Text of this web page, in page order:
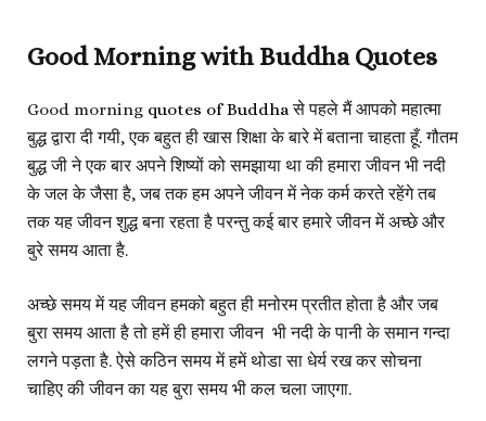
Good Morning with Buddha Quotes
Good morning quotes of Buddhaसे पहले मैं आपको महात्मा
बुद्ध द्वारा दी गयी, एक बहुत ही खास शिक्षा के बारे में बताना चाहता हूँ. गौतम
बुद्ध जी ने एक बार अपने शिष्यों को समझाया था की हमारा जीवन भी नदी
के जल के जैसा है, जब तक हम अपने जीवन में नेक कर्म करते रहेंगे तब
तक यह जीवन शुद्ध बना रहता है परन्तु कई बार हमारे जीवन में अच्छे और
बुरे समय आता है.
अच्छे समय में यह जीवन हमको बहुत ही मनोरम प्रतीत होता है और जब
बुरा समय आता है तो हमें ही हमारा जीवन भी नदी के पानी के समान गन्दा
लगने पड़ता है. ऐसे कठिन समय में हमें थोडा सा धेर्य रख कर सोचना
चाहिए की जीवन का यह बुरा समय भी कल चला जाएगा.